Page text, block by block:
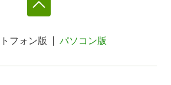
フォン版 パソコン版